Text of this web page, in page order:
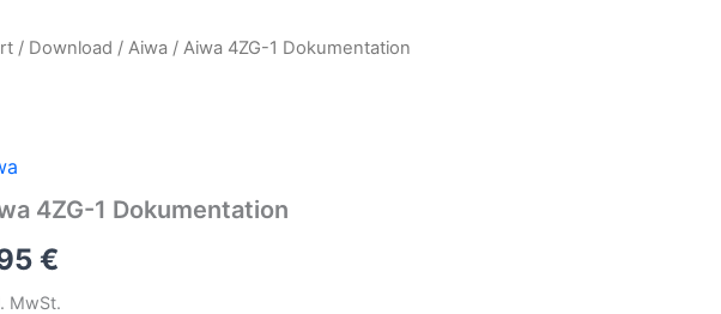
/ Download / Aiwa / Aiwa 4ZG-1 Dokumentation
4ZG-1 Dokumentation
€
MwSt.